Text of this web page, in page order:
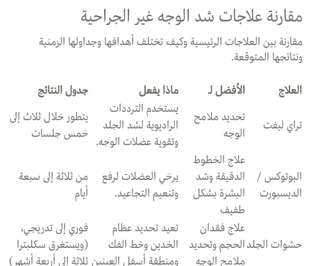
مقارنة علاجات شد الوجه غير الجراحية
مقارنة بين العلاجات الرئيسية وكيف تختلف أهدافها وجداولها الزمنية
ونتائجها المتوقعة.
العلاج
الأفضل لـ ماذا يفعل
جدول النتائج
تراي ليفت
تحديد ملامح
الوجه
يستخدم الترددات
الراديوية لشد الجلد
وتقوية عضلات الوجه.
يتطور خلال ثلاث إلى
خمس جلسات
البوتوكس /
الديسبورت
علاج الخطوط
الدقيقة وشد
البشرة بشكل
طفيف
يرخي العضلات لرفع
وتنعيم التجاعيد.
من ثلاثة إلى سبعة
أيام
حشوات الجلد
علاج فقدان
الحجم وتحديد
ملامح الوجه
تعيد تحديد عظام
الخدين وخط الفك
ومنطقة أسفل العينين
فوري إلى تدريجي،
(ويستغرق سكلبترا
ثلاثة إلى أربعة أشهر)